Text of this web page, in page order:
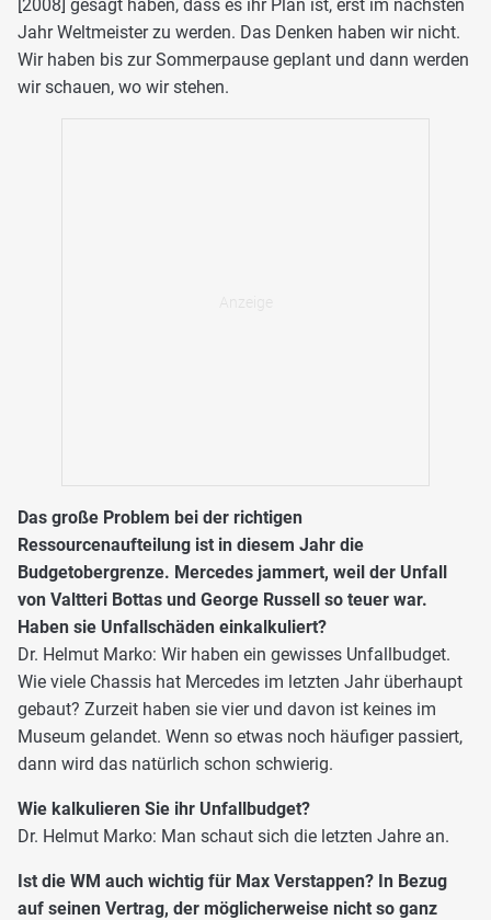
[2008] gesagt haben, dass es ihr Plan ist, erst im nächsten
Jahr Weltmeister zu werden. Das Denken haben wir nicht.
Wir haben bis zur Sommerpause geplant und dann werden
wir schauen, wo wir stehen.
Das große Problem bei der richtigen
Ressourcenaufteilung ist in diesem Jahr die
Budgetobergrenze. Mercedes jammert, weil der Unfall
von Valtteri Bottas und George Russell so teuer war.
Haben sie Unfallschäden einkalkuliert?
Dr. Helmut Marko: Wir haben ein gewisses Unfallbudget.
Wie viele Chassis hat Mercedes im letzten Jahr überhaupt
gebaut? Zurzeit haben sie vier und davon ist keines im
Museum gelandet. Wenn so etwas noch häufiger passiert,
dann wird das natürlich schon schwierig.
Wie kalkulieren Sie ihr Unfallbudget?
Dr. Helmut Marko: Man schaut sich die letzten Jahre an.
Ist die WM auch wichtig für Max Verstappen? In Bezug
auf seinen Vertrag, der möglicherweise nicht so ganz